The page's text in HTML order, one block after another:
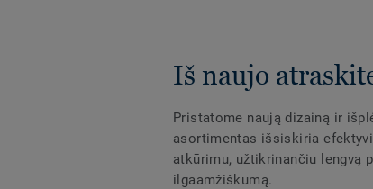
Iš naujo
Pristatome naują dizainą ir
asortimentas išsiskiria
atkūrimu, užtikrinančiu lengvą
ilgaamžiškumą.​